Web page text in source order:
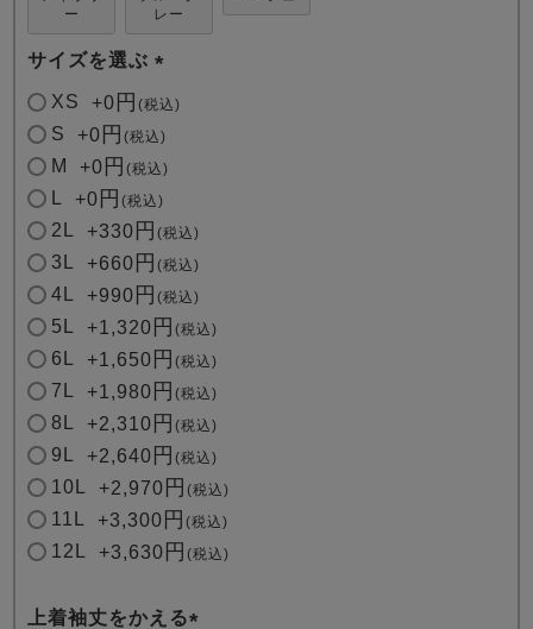
売れ筋ランキング
- Item Ranking -
すべてのデザインのパジャマ一覧はこちら
ー
レー
サイズを選ぶ
(
)
XS +0 税込
S +0 税込
M +0 税込
+0 税込
2L +330 税込
3L +660 税込
4L +990 税込
5L +1,320 税込
6L +1,650 税込
7L +1,980 税込
8L +2,310 税込
9L +2,640 税込
10L +2,970 税込
11L +3,300 税込
12L +3,630 税込
上着袖丈をかえる